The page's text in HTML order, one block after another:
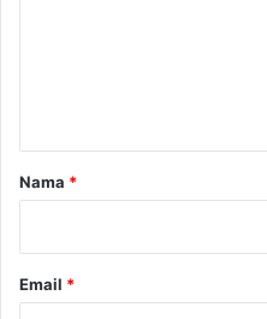
r
Nama *
Email *